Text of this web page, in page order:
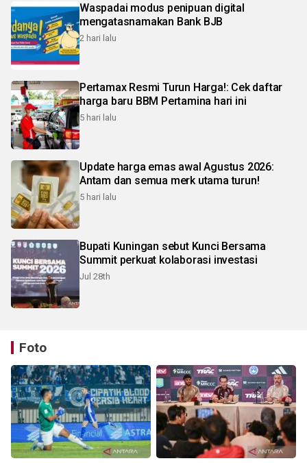
Waspadai modus penipuan digital
mengatasnamakan Bank BJB
2 hari lalu
Pertamax Resmi Turun Harga!: Cek daftar
harga baru BBM Pertamina hari ini
5 hari lalu
Update harga emas awal Agustus 2026:
Antam dan semua merk utama turun!
5 hari lalu
Bupati Kuningan sebut Kunci Bersama
Summit perkuat kolaborasi investasi
Jul 28th
Foto